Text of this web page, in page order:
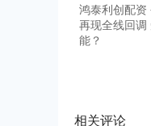
鸿泰利创配
再现全线回调
能？
相关评论